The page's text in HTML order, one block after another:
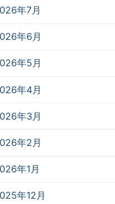
年7月
年6月
年5月
年4月
年3月
年2月
年1月
年12月